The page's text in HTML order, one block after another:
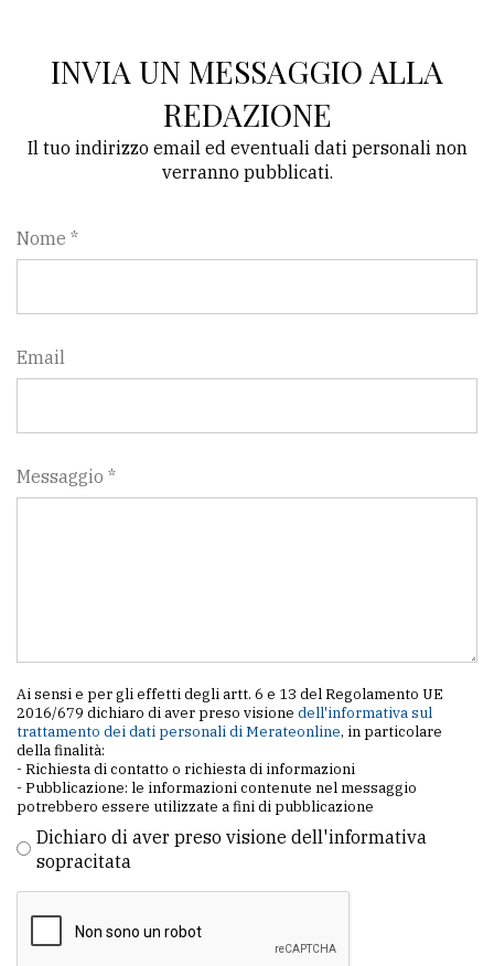
INVIA UN MESSAGGIO ALLA
REDAZIONE
Il tuo indirizzo email ed eventuali dati personali non
verranno pubblicati.
Nome *
Email
Messaggio *
Ai sensi e per gli effetti degli artt. 6 e 13 del Regolamento UE
2016/679 dichiaro di aver preso visione dell'informativa sul
trattamento dei dati personali di Merateonline, in particolare
della finalità:
- Richiesta di contatto o richiesta di informazioni
- Pubblicazione: le informazioni contenute nel messaggio
potrebbero essere utilizzate a fini di pubblicazione
Dichiaro di aver preso visione dell'informativa
sopracitata